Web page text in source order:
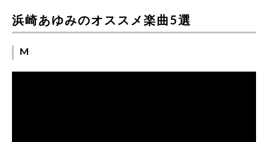
浜崎あゆみのオススメ楽曲5選
M